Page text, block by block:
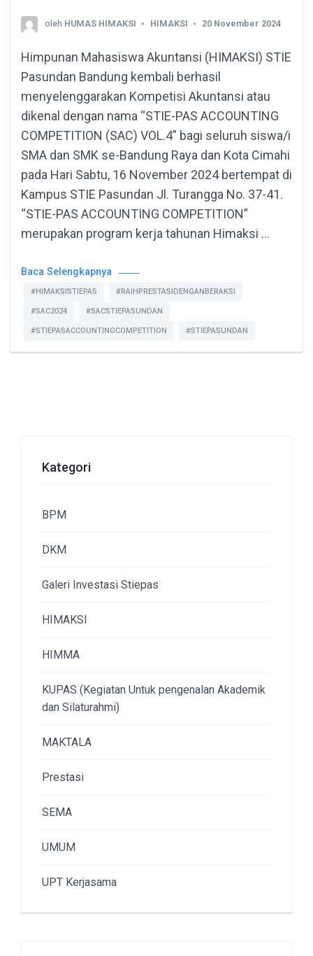
oleh HUMAS HIMAKSI HIMAKSI 20 November 2024
Himpunan Mahasiswa Akuntansi (HIMAKSI) STIE
Pasundan Bandung kembali berhasil
menyelenggarakan Kompetisi Akuntansi atau
dikenal dengan nama “STIE-PAS ACCOUNTING
COMPETITION (SAC) VOL.4” bagi seluruh siswa/i
SMA dan SMK se-Bandung Raya dan Kota Cimahi
pada Hari Sabtu, 16 November 2024 bertempat di
Kampus STIE Pasundan Jl. Turangga No. 37-41.
“STIE-PAS ACCOUNTING COMPETITION”
merupakan program kerja tahunan Himaksi …
Baca Selengkapnya
#HIMAKSISTIEPAS #RAIHPRESTASIDENGANBERAKSI
#SAC2024 #SACSTIEPASUNDAN
#STIEPASACCOUNTINGCOMPETITION #STIEPASUNDAN
Kategori
BPM
DKM
Galeri Investasi Stiepas
HIMAKSI
HIMMA
KUPAS (Kegiatan Untuk pengenalan Akademik
dan Silaturahmi)
MAKTALA
Prestasi
SEMA
UMUM
UPT Kerjasama